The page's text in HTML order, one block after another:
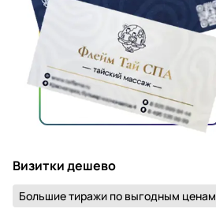
Визитки дешево
Большие тиражи по выгодным ценам